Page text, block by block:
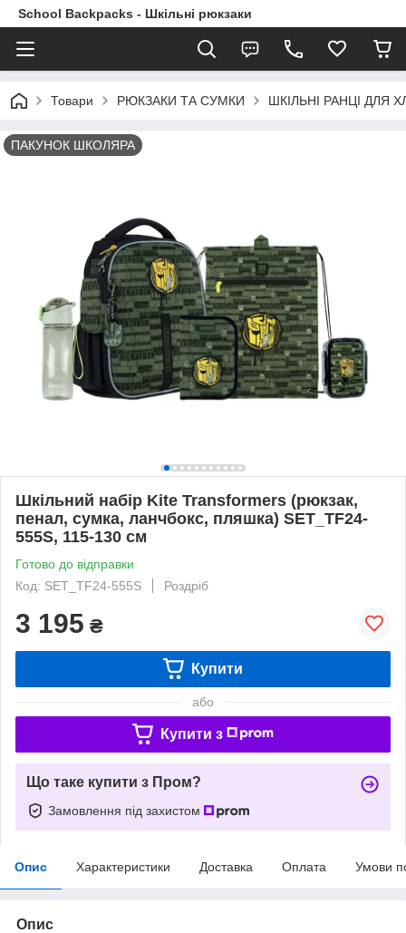
School Backpacks - Шкільні рюкзаки
Товари РЮКЗАКИ ТА СУМКИ ШКІЛЬНІ РАНЦІ ДЛЯ
ПАКУНОК ШКОЛЯРА
Шкільний набір Kite Transformers (рюкзак,
пенал, сумка, ланчбокс, пляшка) SET_TF24-
555S, 115-130 см
Готово до відправки
Код: SET_TF24-555S
Роздріб
3 195 ₴
Купити
або
Купити з
Що таке купити з Пром?
Замовлення під захистом
Опис Характеристики Доставка Оплата Умови
Опис